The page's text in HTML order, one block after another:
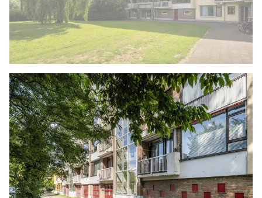
Koper is bekend met de zelfbewoningsplicht
welke vanaf 01-01-2023 binnen de gemeente
Vlaardingen van kracht is. De verkopend
makelaar heeft koper doorverwezen naar de
gemeente Vlaardingen omtrent de
desbetreffende regelgeving. Verkoper noch
verkopend makelaar aanvaarden geen enkele
aansprakelijkheid voor geleden schade wegens
het niet juist naleven van deze
zelfbewoningsplicht.
Gunning
Verkoper behoudt zich uitdrukkelijk het recht